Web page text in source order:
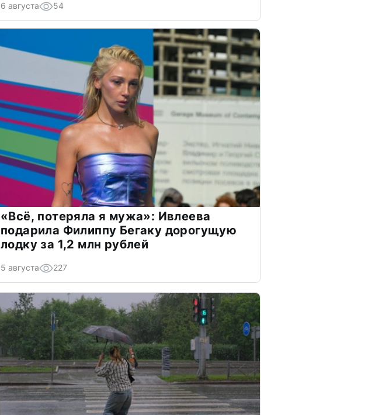
6 августа 54
«Всё, потеряла я мужа»: Ивлеева
подарила Филиппу Бегаку дорогущую
лодку за 1,2 млн рублей
5 августа 227